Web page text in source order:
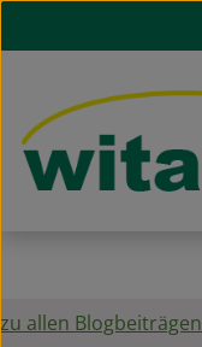
zu allen Blogbeiträgen